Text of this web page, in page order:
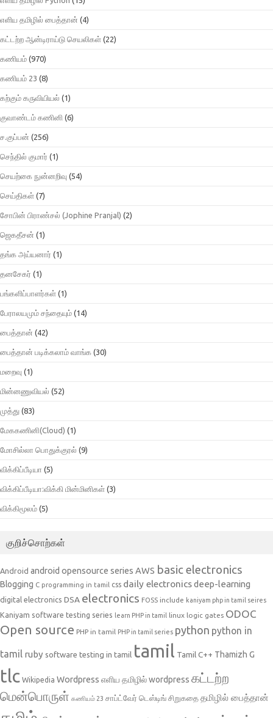
எளிய தமிழில் பைத்தான் (4)
கட்டற்ற ஆன்டிராய்டு செயலிகள் (22)
கணியம் (970)
கணியம் 23 (8)
கற்கும் கருவியியல் (1)
குவாண்டம் கணினி (6)
ச.குப்பன் (256)
செந்தில் குமார் (1)
செயற்கை நுன்னறிவு (54)
செய்திகள் (7)
சோபின் பிராண்சல் (Jophine Pranjal) (2)
ஜெகதீசன் (1)
தங்க அய்யனார் (1)
தனசேகர் (1)
பங்களிப்பாளர்கள் (1)
பேராலயமும் சந்தையும் (14)
பைத்தான் (42)
பைத்தான் படிக்கலாம் வாங்க (30)
மறைவு (1)
மின்னணுவியல் (52)
முத்து (83)
மேககணினி(Cloud) (1)
மோசில்லா பொதுக்குரல் (9)
விக்கிப்பீடியா (5)
விக்கிப்பீடியா:விக்கி மின்மினிகள் (3)
விக்கிமூலம் (5)
குறிச்சொற்கள்
Android android opensource series AWS basic electronics
Blogging C programming in tamil css daily electronicsdeep-learning
digital electronics DSA electronics FOSS include kaniyam php in tamil seires
Kaniyam software testing series learn PHP in tamil linux logic gates ODOC
Open source PHP in tamil PHP in tamil series python python in
tamil ruby software testing in tamil tamil Tamil C++ Thamizh G
tlc Wikipedia Wordpress எளிய தமிழில் wordpress கட்டற்ற
மென்பொருள் கணியம் 23 சாப்ட்வேர் டெஸ்டிங் சிறுகதை தமிழில் பைத்தான்